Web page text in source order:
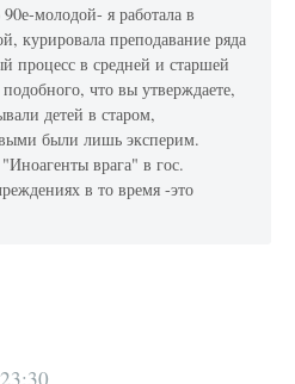
молодой- я работала в
курировала преподавание ряда
процесс в средней и старшей
что вы утверждаете,
детей в старом,
были лишь эксперим.
врага" в гос.
в то время -это